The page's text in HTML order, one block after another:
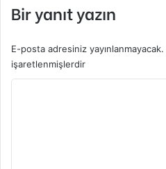
Bir yanıt yazın
E-posta adresiniz yayınlanmayacak.
işaretlenmişlerdir